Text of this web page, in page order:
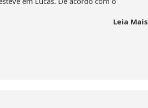
Leia Mais